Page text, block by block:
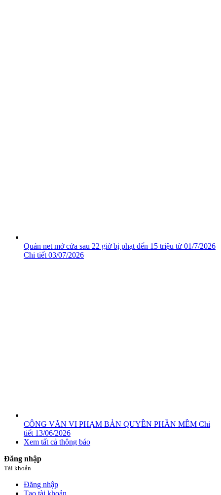
Quán net mở cửa sau 22 giờ bị phạt đến 15 triệu từ 01/7/2026
Chi tiết 03/07/2026
CÔNG VĂN VI PHẠM BẢN QUYỀN PHẦN MỀM Chi
tiết 13/06/2026
Xem tất cả thông báo
Đăng nhập
Tài khoản
Đăng nhập
Tạo tài khoản